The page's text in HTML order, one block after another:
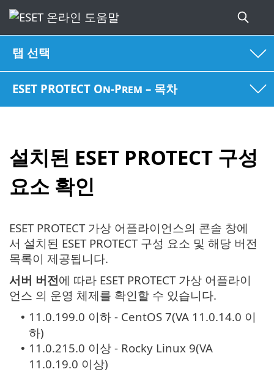
탭 선택
ESET PROTECT On-Prem – 목차
설치된 ESET PROTECT 구성
요소 확인
ESET PROTECT 가상 어플라이언스의 콘솔 창에
서 설치된 ESET PROTECT 구성 요소 및 해당 버전
목록이 제공됩니다.
서버 버전에 따라 ESET PROTECT 가상 어플라이
언스 의 운영 체제를 확인할 수 있습니다.
• 11.0.199.0 이하 - CentOS 7(VA 11.0.14.0 이
하)
• 11.0.215.0 이상 - Rocky Linux 9(VA
11.0.19.0 이상)